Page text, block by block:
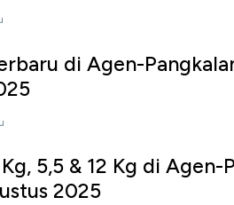
di Agen-
5,5 & 12 Kg di Agen-
2025